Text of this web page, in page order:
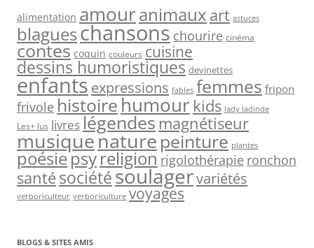
alimentation amouranimaux art astuces
blagueschansons chourire cinéma
contes coquin couleurs cuisine
dessins humoristiques devinettes
enfantsexpressions fables femmes fripon
frivole histoire humour kids lady ladinde
Les+ lus livreslégendes magnétiseur
musiquenature peinture plantes
poésiepsyreligion rigolothérapie ronchon
santésociétésoulagervariétés
verboriculteur verboriculture voyages
BLOGS & SITES AMIS